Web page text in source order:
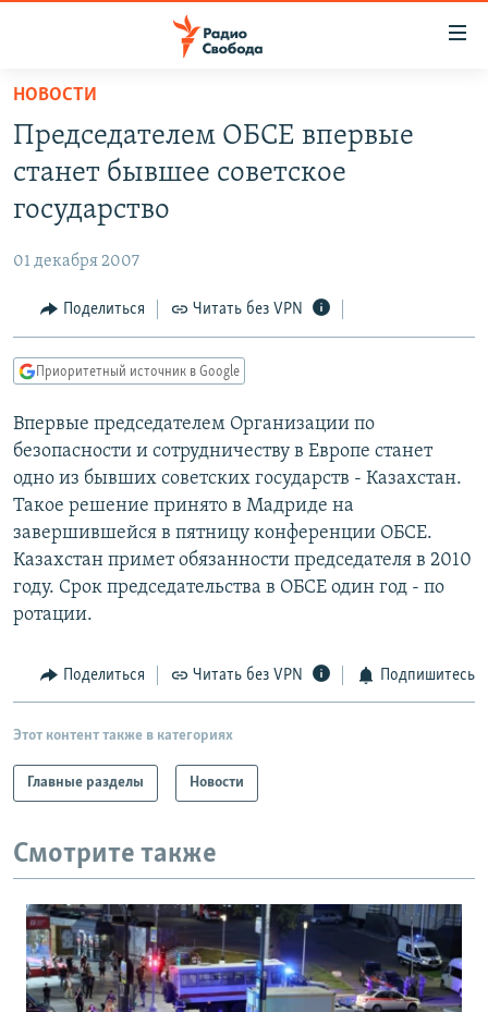
упрощенного
доступа
основному
Вернутся
Вернутся
поиску
ПОДКАСТЫ
МНЕНИЯ
КУЛЬТУРА
КАВКАЗ.РЕАЛИИ
СЕВЕР.РЕАЛИИ
СИБИРЬ.РЕАЛИИ
РАСПИСАНИЕ ВЕЩАНИЯ
ПОДПИШИТЕСЬ НА РАССЫЛКУ
НОВОСТИ
Председателем ОБСЕ впервые
станет бывшее советское
государство
01 декабря 2007
Поделиться Читать без VPN
Приоритетный источник в Google
Впервые председателем Организации по
безопасности и сотрудничеству в Европе станет
одно из бывших советских государств - Казахстан.
Такое решение принято в Мадриде на
завершившейся в пятницу конференции ОБСЕ.
Казахстан примет обязанности председателя в 2010
году. Срок председательства в ОБСЕ один год - по
ротации.
Поделиться Читать без VPN Подпишитесь
Этот контент также в категориях
Главные разделы Новости
Смотрите также